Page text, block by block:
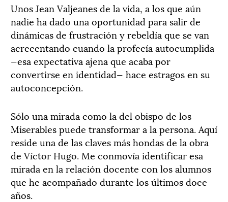
Unos Jean Valjeanes de la vida, a los que aún
nadie ha dado una oportunidad para salir de
dinámicas de frustración y rebeldía que se van
acrecentando cuando la profecía autocumplida
—esa expectativa ajena que acaba por
convertirse en identidad— hace estragos en su
autoconcepción.
Sólo una mirada como la del obispo de los
Miserables puede transformar a la persona. Aquí
reside una de las claves más hondas de la obra
de Víctor Hugo. Me conmovía identificar esa
mirada en la relación docente con los alumnos
que he acompañado durante los últimos doce
años.